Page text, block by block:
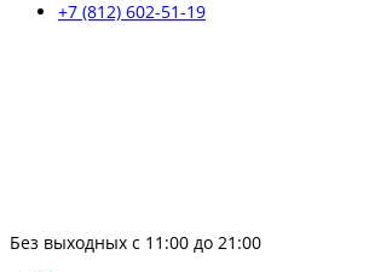
+7 (812) 602-51-19
Без выходных с 11:00 до 21:00